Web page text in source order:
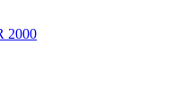
2000